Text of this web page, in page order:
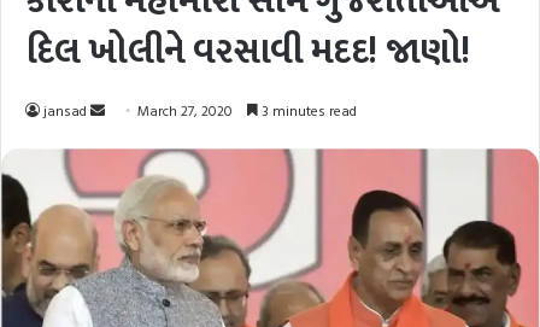
દિલ ખોલીને વરસાવી મદદ! જાણો!
jansad
Send
email
March 27, 2020 3 minutes read